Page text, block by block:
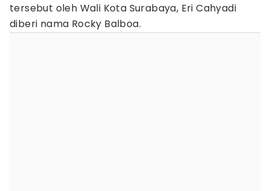
tersebut oleh Wali Kota Surabaya, Eri Cahyadi
diberi nama Rocky Balboa.